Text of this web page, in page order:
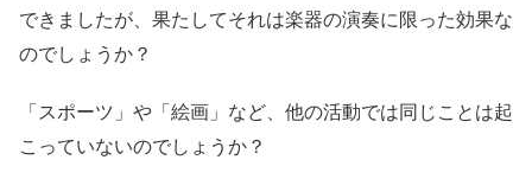
できましたが、果たしてそれは楽器の演奏に限った効果な
のでしょうか？
「スポーツ」や「絵画」など、他の活動では同じことは起
こっていないのでしょうか？